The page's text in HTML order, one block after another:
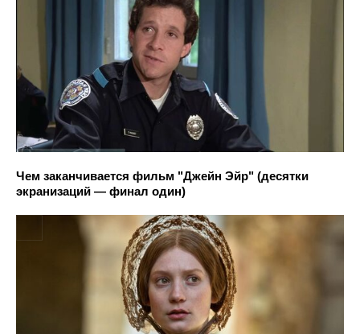
Чем заканчивается фильм "Джейн Эйр" (десятки
экранизаций — финал один)